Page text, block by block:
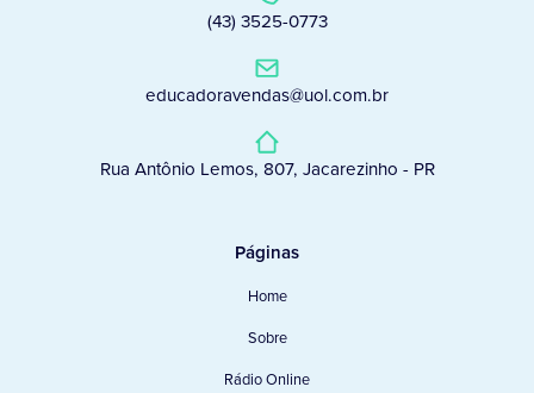
(43) 3525-0773
educadoravendas@uol.com.br
Rua Antônio Lemos, 807, Jacarezinho - PR
Páginas
Home
Sobre
Rádio Online